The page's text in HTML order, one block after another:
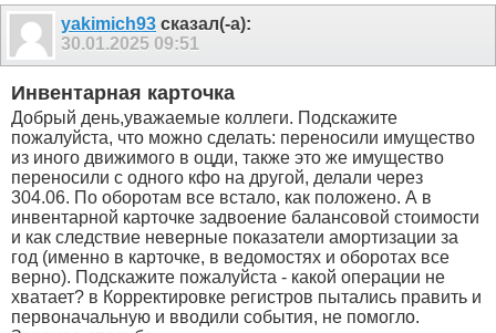
3 месяца
259
₽
-10%
499 ₽
-15%
Отмена Оплатить
yakimich93 сказал(-а):
30.01.2025 09:51
Инвентарная карточка
Добрый день,уважаемые коллеги. Подскажите
пожалуйста, что можно сделать: переносили имущество
из иного движимого в оцди, также это же имущество
переносили с одного кфо на другой, делали через
304.06. По оборотам все встало, как положено. А в
инвентарной карточке задвоение балансовой стоимости
и как следствие неверные показатели амортизации за
год (именно в карточке, в ведомостях и оборотах все
верно). Подскажите пожалуйста - какой операции не
хватает? в Корректировке регистров пытались править и
первоначальную и вводили события, не помогло.